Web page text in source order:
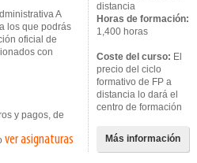
A
los que podrás
oficial de
con
y pagos, de
ver asignaturas
distancia
Horas de formación:
1,400 horas
Coste del curso: El
precio del ciclo
formativo de FP a
distancia lo dará el
centro de formación
Más información